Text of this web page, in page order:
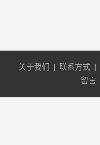
关于我们 联系方式
留言